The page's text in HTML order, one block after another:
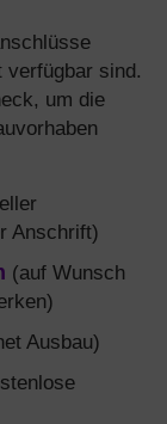
verfügbar sind.
um die
Anschrift)
(auf Wunsch
Ausbau)